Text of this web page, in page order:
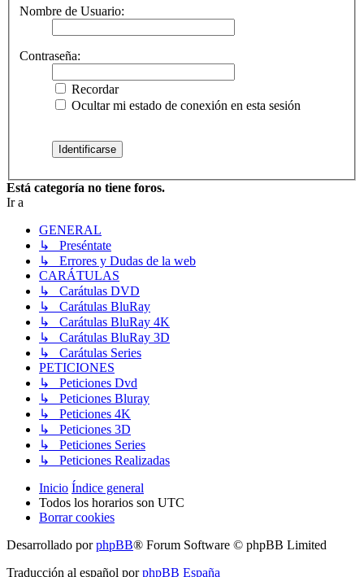
Nombre de Usuario:
Contraseña:
Recordar
Ocultar mi estado de conexión en esta sesión
Está categoría no tiene foros.
Ir a
GENERAL
↳ Preséntate
↳ Errores y Dudas de la web
CARÁTULAS
↳ Carátulas DVD
↳ Carátulas BluRay
↳ Carátulas BluRay 4K
↳ Carátulas BluRay 3D
↳ Carátulas Series
PETICIONES
↳ Peticiones Dvd
↳ Peticiones Bluray
↳ Peticiones 4K
↳ Peticiones 3D
↳ Peticiones Series
↳ Peticiones Realizadas
Inicio Índice general
Todos los horarios son UTC
Borrar cookies
Desarrollado porphpBB® Forum Software © phpBB Limited
Traducción al español porphpBB España